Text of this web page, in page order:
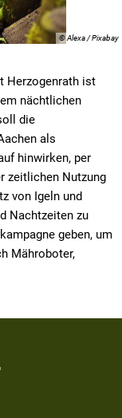
© Alexa / Pixabay
Herzogenrath ist
nächtlichen
die
als
hinwirken, per
zeitlichen Nutzung
von Igeln und
Nachtzeiten zu
geben, um
Mähroboter,